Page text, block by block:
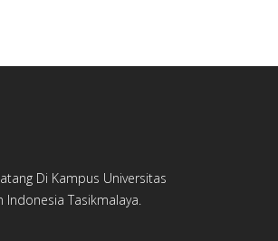
Di Kampus Universitas
Indonesia Tasikmalaya.